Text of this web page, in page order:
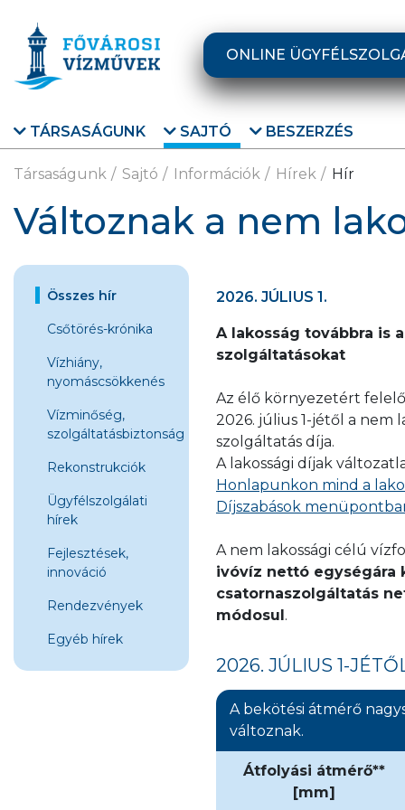
ONLINE
TÁRSASÁGUNK SAJTÓ BESZERZÉS
Társaságunk Sajtó Információk Hírek Hír
Változnak a nem
Összes hír
Csőtörés-krónika
Vízhiány,
nyomáscsökkenés
Vízminőség,
szolgáltatásbiztonság
Rekonstrukciók
Ügyfélszolgálati
hírek
Fejlesztések,
innováció
Rendezvények
Egyéb hírek
2026. JÚLIUS 1.
A lakosság továbbra is
szolgáltatásokat
Az élő környezetért
2026. július 1-jétől a nem
szolgáltatás díja.
A lakossági díjak
Honlapunkon mind a
Díjszabások
A nem lakossági célú
ivóvíz nettó egységára
csatornaszolgáltatás
módosul.
2026. JÚLIUS 1-
A bekötési átmérő
változnak.
Átfolyási átmérő**
[mm]